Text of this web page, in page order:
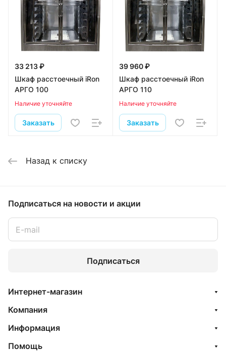
33 213 ₽
Шкаф расстоечный iRon
АРГО 100
Наличие уточняйте
Заказать
39 960 ₽
Шкаф расстоечный iRon
АРГО 110
Наличие уточняйте
Заказать
Назад к списку
Подписаться на новости и акции
Подписаться
Интернет-магазин
Компания
Информация
Помощь